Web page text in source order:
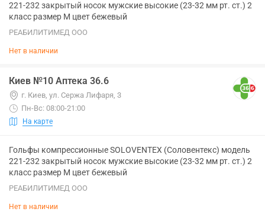
221-232 закрытый носок мужские высокие (23-32 мм рт. ст.) 2
класс размер M цвет бежевый
РЕАБИЛИТИМЕД ООО
Нет в наличии
Киев №10 Аптека 36.6
г. Киев, ул. Сержа Лифаря, 3
Пн-Вс: 08:00-21:00
На карте
Гольфы компрессионные SOLOVENTEX (Соловентекс) модель
221-232 закрытый носок мужские высокие (23-32 мм рт. ст.) 2
класс размер M цвет бежевый
РЕАБИЛИТИМЕД ООО
Нет в наличии